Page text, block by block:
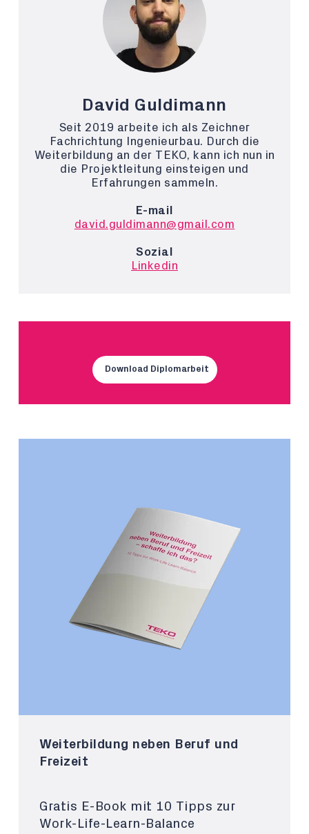
David Guldimann
Seit 2019 arbeite ich als Zeichner
Fachrichtung Ingenieurbau. Durch die
Weiterbildung an der TEKO, kann ich nun in
die Projektleitung einsteigen und
Erfahrungen sammeln.
E-mail
david.guldimann@gmail.com
Sozial
Linkedin
Download Diplomarbeit
Weiterbildung neben Beruf und
Freizeit
Gratis E-Book mit 10 Tipps zur
Work-Life-Learn-Balance